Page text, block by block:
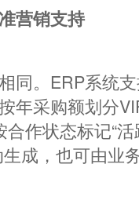
营销支持
。ERP系统支
年采购额划分
;按合作状态标记“
动生成，也可由